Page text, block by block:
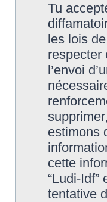
Tu
les lois
respecter
l’envoi
estimons
cette
“Ludi-
tentative